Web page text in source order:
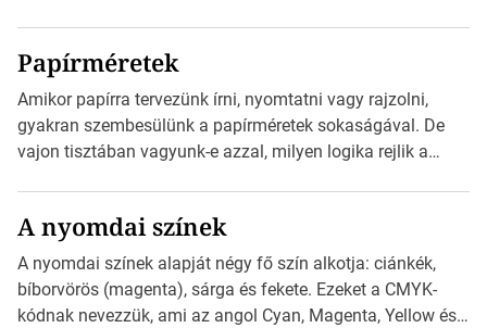
Illustratorban készült vektorgrafika. *Hirdetés Minden
esetben konzultáljunk a nyomdával, mielőtt elkezdjük a
nyomdai előkészítést!Nehogy az elkészült munka után
derüljön ki, hogy valamit másképp kellett volna csinálni! […]
Papírméretek
Amikor papírra tervezünk írni, nyomtatni vagy rajzolni,
gyakran szembesülünk a papírméretek sokaságával. De
vajon tisztában vagyunk-e azzal, milyen logika rejlik a
*Hirdetés Ebben a cikkben a papírméretek izgalmas
világába kalauzolunk el téged, hogy jobban megértsd,
milyen szempontok alapján érdemes választanod a
jövőben. Bevezetés a papírméretek világába A […]
A nyomdai színek
A nyomdai színek alapját négy fő szín alkotja: ciánkék,
bíborvörös (magenta), sárga és fekete. Ezeket a CMYK-
kódnak nevezzük, ami az angol Cyan, Magenta, Yellow és